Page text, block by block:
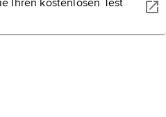
Ihren kostenlosen Test